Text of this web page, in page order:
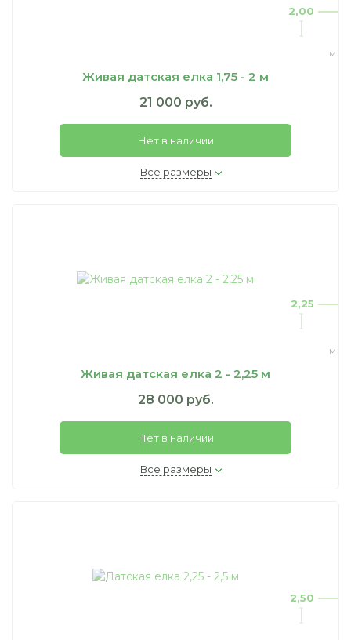
м
2,00
Живая датская елка 1,75 - 2 м
21 000 руб.
Нет в наличии
Все размеры
м
2,25
Живая датская елка 2 - 2,25 м
28 000 руб.
Нет в наличии
Все размеры
2,50